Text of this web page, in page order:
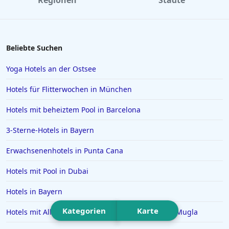
Hotels in Regensburg
Hotels in Obertauern
Hotels in Suhl
Hotels in Papenburg
Hotels in Bielefeld
Hotels in der Eifel
Kategorien Karte
Beliebte Suchen
Yoga Hotels an der Ostsee
Hotels für Flitterwochen in München
Hotels mit beheiztem Pool in Barcelona
3-Sterne-Hotels in Bayern
Erwachsenenhotels in Punta Cana
Hotels mit Pool in Dubai
Hotels in Bayern
Hotels mit All Inclusive Angeboten in der Provinz Mugla